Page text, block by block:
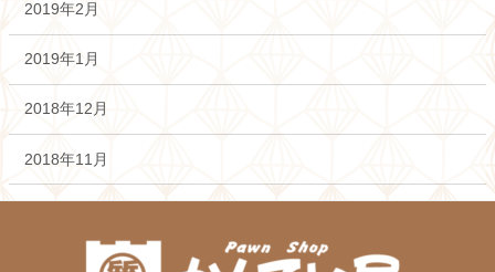
2019年2月
2019年1月
2018年12月
2018年11月